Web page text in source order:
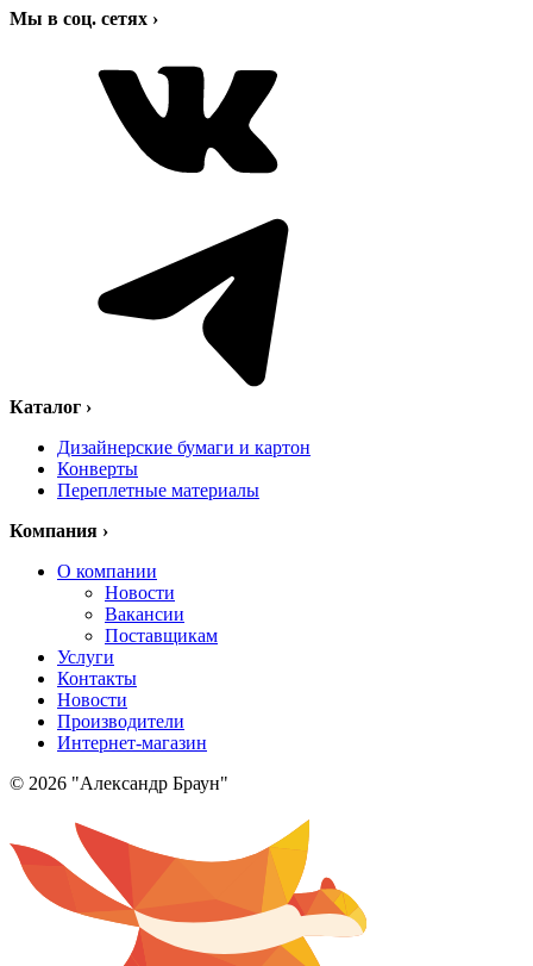
Мы в соц. сетях ›
Каталог ›
Дизайнерские бумаги и картон
Конверты
Переплетные материалы
Компания ›
О компании
Новости
Вакансии
Поставщикам
Услуги
Контакты
Новости
Производители
Интернет-магазин
© 2026 "Александр Браун"